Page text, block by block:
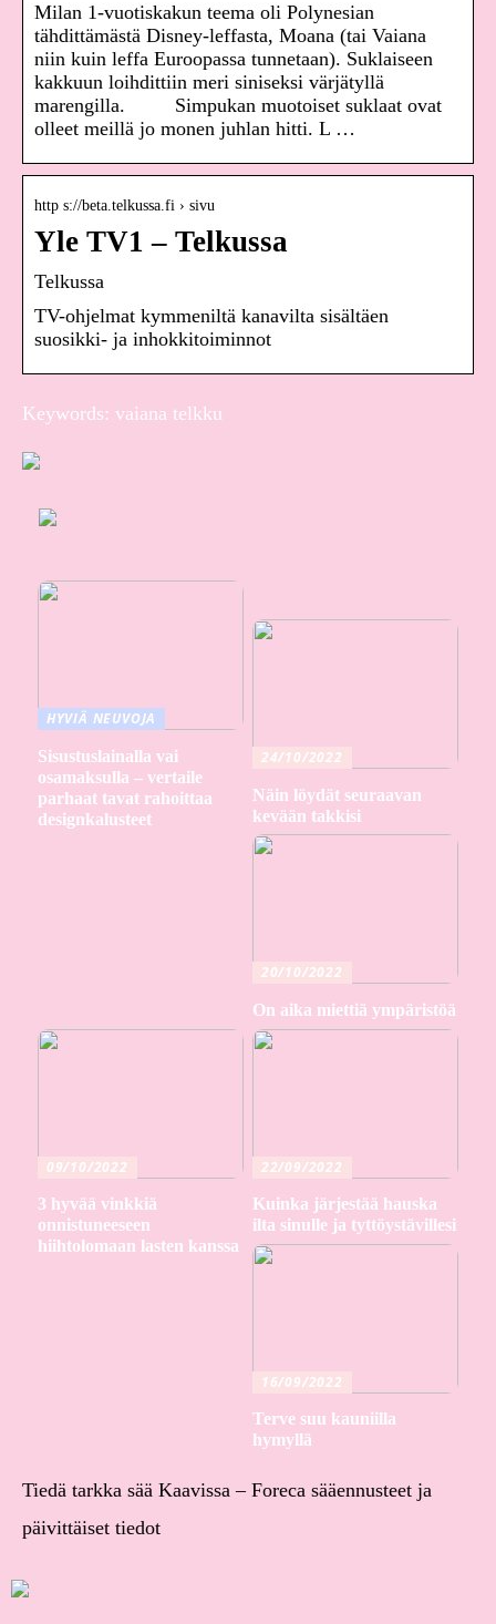
Milan 1-vuotiskakun teema oli Polynesian
tähdittämästä Disney-leffasta, Moana (tai Vaiana
niin kuin leffa Euroopassa tunnetaan). Suklaiseen
kakkuun loihdittiin meri siniseksi värjätyllä
marengilla. Simpukan muotoiset suklaat ovat
olleet meillä jo monen juhlan hitti. L …
http s://beta.telkussa.fi › sivu
Yle TV1 – Telkussa
Telkussa
TV-ohjelmat kymmeniltä kanavilta sisältäen
suosikki- ja inhokkitoiminnot
Keywords: vaiana telkku
HYVIÄ NEUVOJA
Sisustuslainalla vai
osamaksulla – vertaile
parhaat tavat rahoittaa
designkalusteet
24/10/2022
Näin löydät seuraavan
kevään takkisi
20/10/2022
On aika miettiä ympäristöä
09/10/2022
3 hyvää vinkkiä
onnistuneeseen
hiihtolomaan lasten kanssa
22/09/2022
Kuinka järjestää hauska
ilta sinulle ja tyttöystävillesi
16/09/2022
Terve suu kauniilla
hymyllä
Tiedä tarkka sää Kaavissa – Foreca sääennusteet ja
päivittäiset tiedot